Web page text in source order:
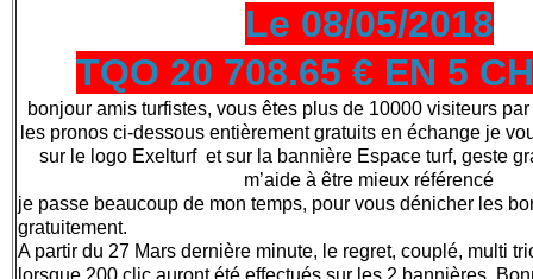
Le 08/05/2018
TQO 20 708.65 € EN 5
bonjour amis turfistes, vous êtes plus de 10000 visiteurs
les pronos ci-dessous entièrement gratuits en échange je
sur le logo Exelturf et sur la bannière Espace turf, geste
m’aide à être mieux référencé
je passe beaucoup de mon temps, pour vous dénicher les
gratuitement.
A partir du 27 Mars dernière minute, le regret, couplé, multi
lorsque 200 clic auront été effectués sur les 2 bannières.